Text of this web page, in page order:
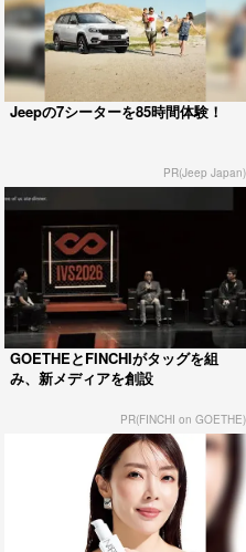
Jeepの7シーターを85時間体験！
PR(Jeep Japan)
GOETHEとFINCHIがタッグを組
み、新メディアを創設
PR(FINCHI on GOETHE)